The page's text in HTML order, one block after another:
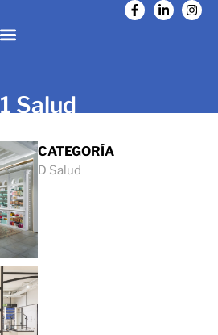
1 Salud
CATEGORÍA
D Salud